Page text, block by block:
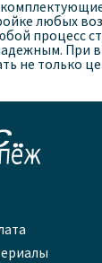
любых
процесс
При
не только